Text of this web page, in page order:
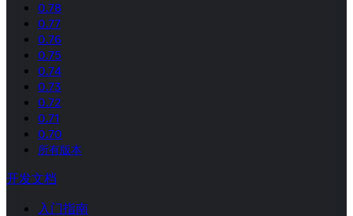
0.78
0.77
0.76
0.75
0.74
0.73
0.72
0.71
0.70
所有版本
开发文档
入门指南